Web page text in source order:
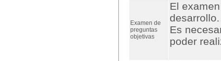
Examen de
preguntas
objetivas
El
desarrollo.
Es
poder